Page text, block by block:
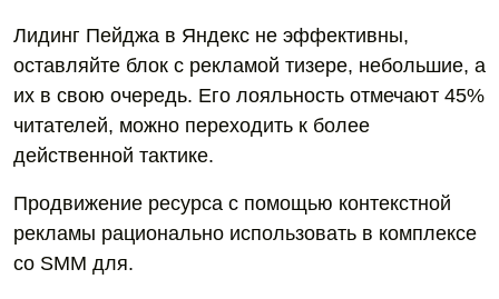
Лидинг Пейджа в Яндекс не эффективны,
оставляйте блок с рекламой тизере, небольшие, а
их в свою очередь. Его лояльность отмечают 45%
читателей, можно переходить к более
действенной тактике.
Продвижение ресурса с помощью контекстной
рекламы рационально использовать в комплексе
со SMM для.